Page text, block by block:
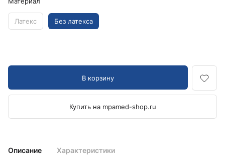
Описание Характеристики
Латекс Без латекса
В корзину
Купить на mpamed-shop.ru